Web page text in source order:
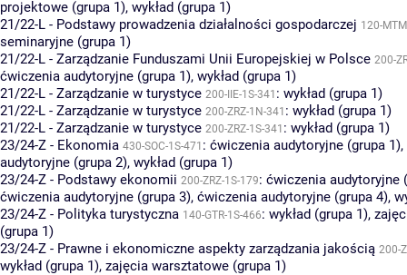
projektowe (grupa 1), wykład (grupa 1)
21/22-L - Podstawy prowadzenia działalności gospodarczej 120-
seminaryjne (grupa 1)
21/22-L - Zarządzanie Funduszami Unii Europejskiej w Polsce 200-
ćwiczenia audytoryjne (grupa 1), wykład (grupa 1)
21/22-L - Zarządzanie w turystyce 200-IIE-1S-341 : wykład (grupa 1)
21/22-L - Zarządzanie w turystyce 200-ZRZ-1N-341 : wykład (grupa 1)
21/22-L - Zarządzanie w turystyce 200-ZRZ-1S-341 : wykład (grupa 1)
23/24-Z - Ekonomia 430-SOC-1S-471 : ćwiczenia audytoryjne (grupa 1),
audytoryjne (grupa 2), wykład (grupa 1)
23/24-Z - Podstawy ekonomii 200-ZRZ-1S-179: ćwiczenia audytoryjne
ćwiczenia audytoryjne (grupa 3), ćwiczenia audytoryjne (grupa 4),
23/24-Z - Polityka turystyczna 140-GTR-1S-466: wykład (grupa 1),
(grupa 1)
23/24-Z - Prawne i ekonomiczne aspekty zarządzania jakością 200-
wykład (grupa 1), zajęcia warsztatowe (grupa 1)